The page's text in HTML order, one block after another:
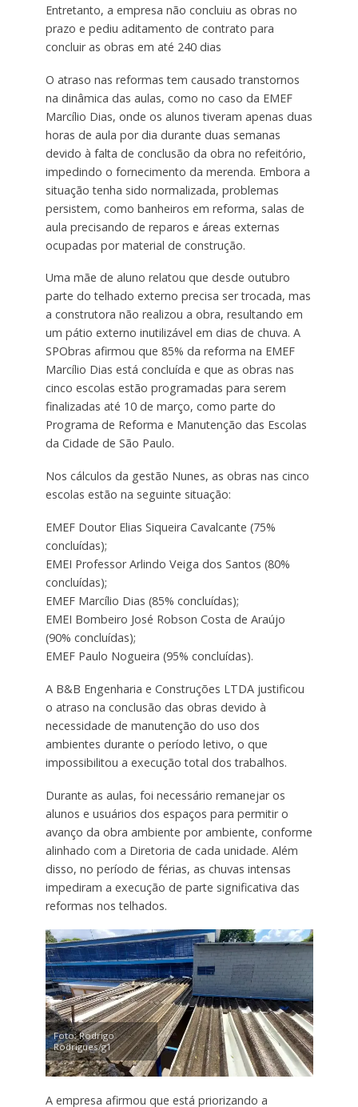
Entretanto, a empresa não concluiu as obras no
prazo e pediu aditamento de contrato para
concluir as obras em até 240 dias
O atraso nas reformas tem causado transtornos
na dinâmica das aulas, como no caso da EMEF
Marcílio Dias, onde os alunos tiveram apenas duas
horas de aula por dia durante duas semanas
devido à falta de conclusão da obra no refeitório,
impedindo o fornecimento da merenda. Embora a
situação tenha sido normalizada, problemas
persistem, como banheiros em reforma, salas de
aula precisando de reparos e áreas externas
ocupadas por material de construção.
Uma mãe de aluno relatou que desde outubro
parte do telhado externo precisa ser trocada, mas
a construtora não realizou a obra, resultando em
um pátio externo inutilizável em dias de chuva. A
SPObras afirmou que 85% da reforma na EMEF
Marcílio Dias está concluída e que as obras nas
cinco escolas estão programadas para serem
finalizadas até 10 de março, como parte do
Programa de Reforma e Manutenção das Escolas
da Cidade de São Paulo.
Nos cálculos da gestão Nunes, as obras nas cinco
escolas estão na seguinte situação:
EMEF Doutor Elias Siqueira Cavalcante (75%
concluídas);
EMEI Professor Arlindo Veiga dos Santos (80%
concluídas);
EMEF Marcílio Dias (85% concluídas);
EMEI Bombeiro José Robson Costa de Araújo
(90% concluídas);
EMEF Paulo Nogueira (95% concluídas).
A B&B Engenharia e Construções LTDA justificou
o atraso na conclusão das obras devido à
necessidade de manutenção do uso dos
ambientes durante o período letivo, o que
impossibilitou a execução total dos trabalhos.
Durante as aulas, foi necessário remanejar os
alunos e usuários dos espaços para permitir o
avanço da obra ambiente por ambiente, conforme
alinhado com a Diretoria de cada unidade. Além
disso, no período de férias, as chuvas intensas
impediram a execução de parte significativa das
reformas nos telhados.
Foto: Rodrigo
Rodrigues/g1
A empresa afirmou que está priorizando a